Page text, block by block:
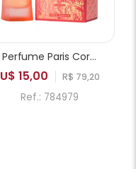
Perfume Paris Corner Khair Fusion EDP Feminino 100ml
U$ 15,00 R$ 79,20
Ref.: 784979